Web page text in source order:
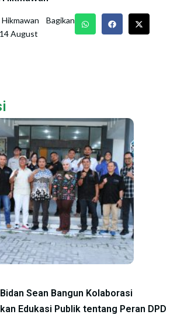
August
Bagikan
Sean Bangun Kolaborasi
Edukasi Publik tentang Peran DPD